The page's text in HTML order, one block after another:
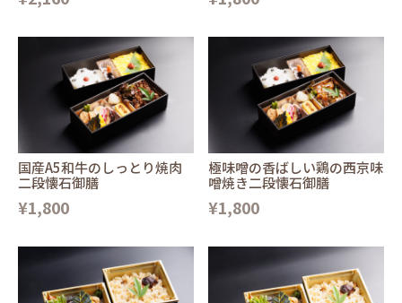
国産A5和牛のしっとり焼肉
二段懐石御膳
¥1,800
極味噌の香ばしい鶏の西京味
噌焼き二段懐石御膳
¥1,800